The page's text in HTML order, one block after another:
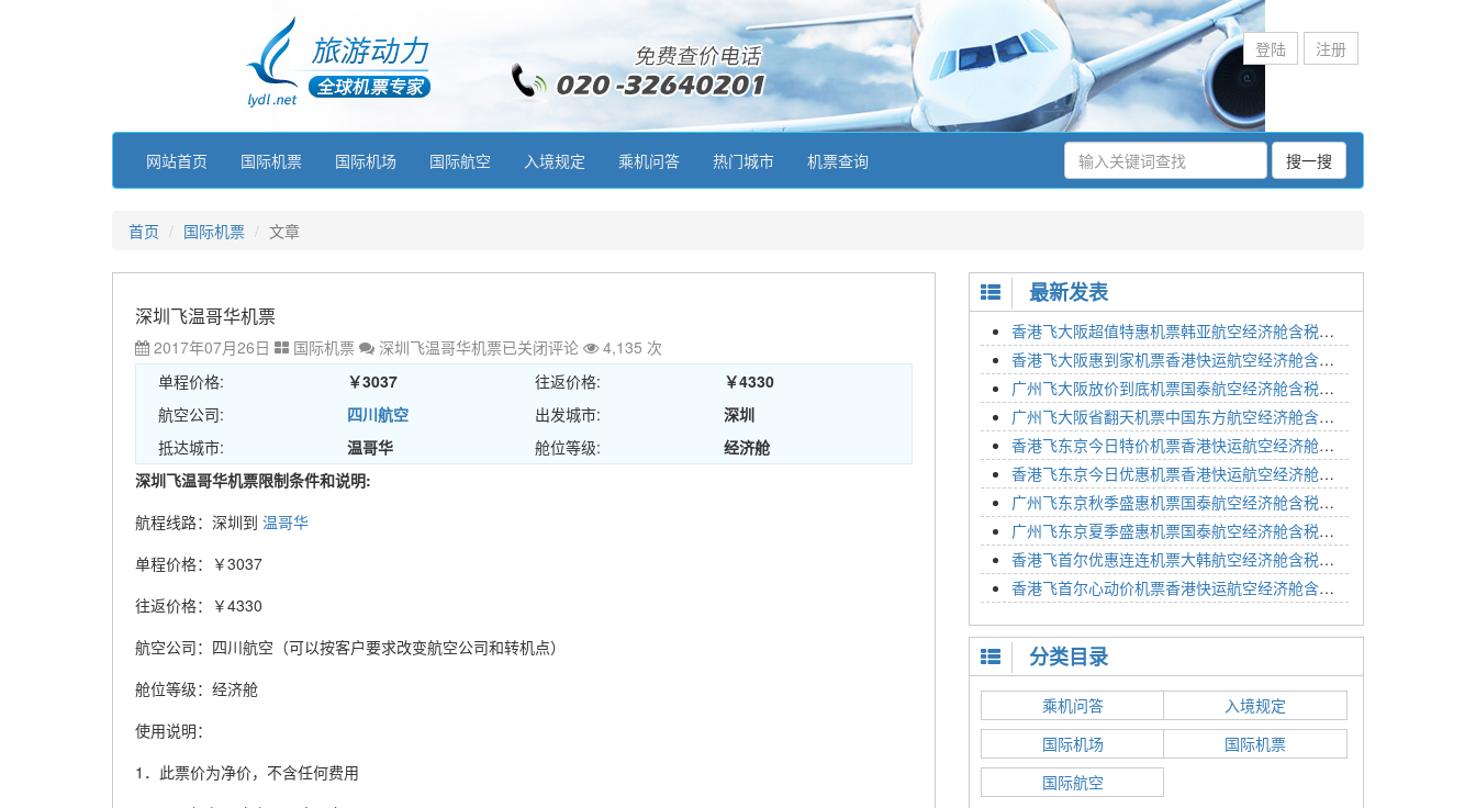
登陆 注册
网站首页 国际机票 国际机场 国际航空 入境规定 乘机问答 热门城市 机票查询 搜一搜
首页 国际机票 文章
深圳飞温哥华机票
2017年07月26日 国际机票 深圳飞温哥华机票已关闭评论
4,135 次
单程价格:
￥3037 往返价格:
￥4330
航空公司:
四川航空 出发城市:
深圳
抵达城市:
温哥华 舱位等级:
经济舱
深圳飞温哥华机票限制条件和说明:
航程线路：深圳到 温哥华
单程价格：￥3037
往返价格：￥4330
航空公司：四川航空（可以按客户要求改变航空公司和转机点）
舱位等级：经济舱
使用说明：
1．此票价为净价，不含任何费用
最新发表
香港飞大阪超值特惠机票韩亚航空经济舱含税价格2295元2023年01月26日
香港飞大阪惠到家机票香港快运航空经济舱含税价格1648元2023年01月26日
广州飞大阪放价到底机票国泰航空经济舱含税价格3054元2023年01月26日
广州飞大阪省翻天机票中国东方航空经济舱含税价格2133元2023年01月26日
香港飞东京今日特价机票香港快运航空经济舱含税价格1762元2023年01月26日
香港飞东京今日优惠机票香港快运航空经济舱含税价格1545元2023年01月26日
广州飞东京秋季盛惠机票国泰航空经济舱含税价格4054元2023年01月26日
广州飞东京夏季盛惠机票国泰航空经济舱含税价格2614元2023年01月26日
香港飞首尔优惠连连机票大韩航空经济舱含税价格1350元2023年01月24日
香港飞首尔心动价机票香港快运航空经济舱含税价格1186元2023年01月24日
分类目录
乘机问答
入境规定
国际机场
国际机票
国际航空